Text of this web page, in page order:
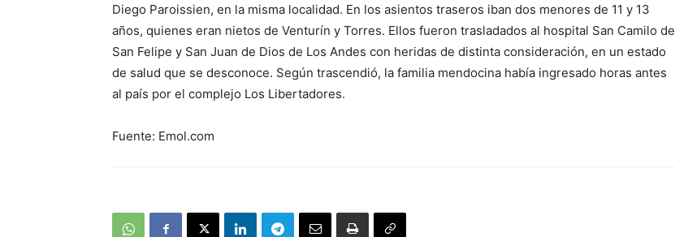
Diego Paroissien, en la misma localidad. En los asientos traseros iban dos menores de 11 y 13
años, quienes eran nietos de Venturín y Torres. Ellos fueron trasladados al hospital San Camilo de
San Felipe y San Juan de Dios de Los Andes con heridas de distinta consideración, en un estado
de salud que se desconoce. Según trascendió, la familia mendocina había ingresado horas antes
al país por el complejo Los Libertadores.
Fuente: Emol.com